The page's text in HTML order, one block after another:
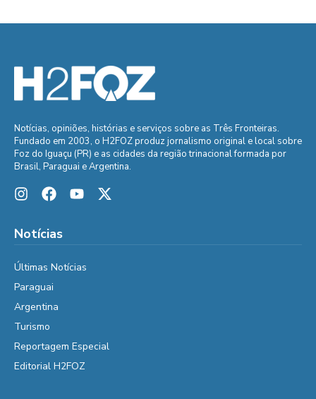
Notícias, opiniões, histórias e serviços sobre as Três Fronteiras.
Fundado em 2003, o H2FOZ produz jornalismo original e local sobre
Foz do Iguaçu (PR) e as cidades da região trinacional formada por
Brasil, Paraguai e Argentina.
Notícias
Últimas Notícias
Paraguai
Argentina
Turismo
Reportagem Especial
Editorial H2FOZ